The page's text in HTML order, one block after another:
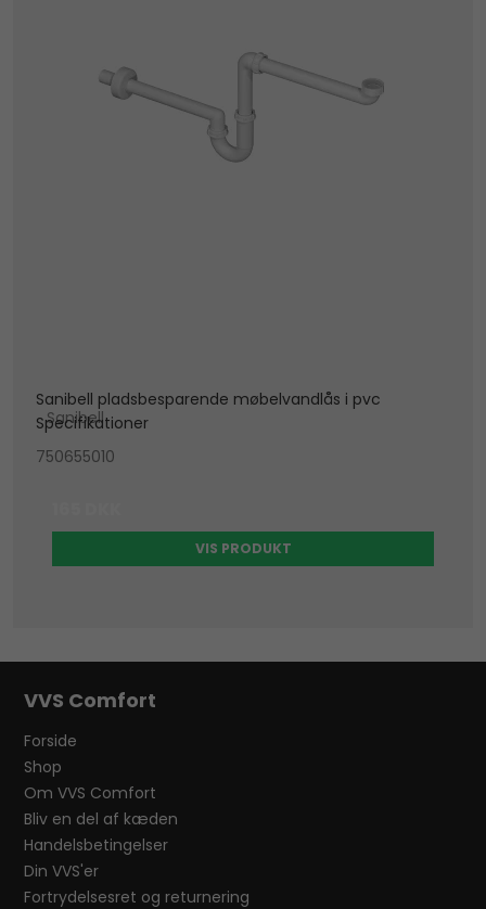
Sanibell pladsbesparende møbelvandlås i pvc
Specifikationer
Sanibell
750655010
VIS PRODUKT
VVS Comfort
Forside
Shop
Om VVS Comfort
Bliv en del af kæden
Handelsbetingelser
Din VVS'er
Fortrydelsesret og returnering